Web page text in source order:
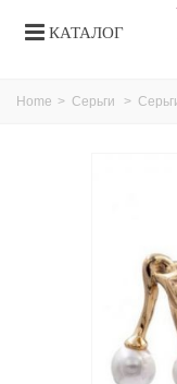
КАТАЛОГ
Home > Серьги >